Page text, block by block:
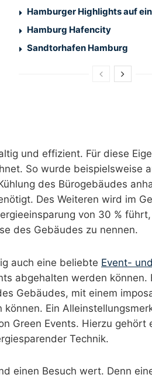
Hamburger Highlights auf
Hamburg Hafencity
Sandtorhafen Hamburg
und effizient. Für diese
So wurde beispielsweise
des Bürogebäudes
Des Weiteren wird im
von 30 %
des Gebäudes zu nennen.
auch eine beliebte Event- und
abgehalten werden können.
Gebäudes, mit einem
können. Ein
Green Events. Hierzu gehört
Technik.
einen Besuch wert. Denn